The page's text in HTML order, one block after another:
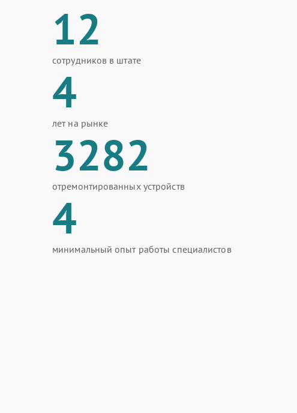
12
сотрудников в штате
4
лет на рынке
3282
отремонтированных устройств
4
минимальный опыт работы специалистов